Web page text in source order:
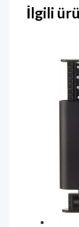
İlgili